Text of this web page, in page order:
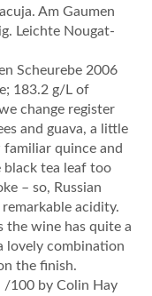
Am Gaumen
Leichte Nougat-
Scheurebe 2006
183.2 g/L of
change register
and guava, a little
quince and
black tea leaf too
– so, Russian
acidity.
the wine has quite a
lovely combination
the finish.
/100 by Colin Hay